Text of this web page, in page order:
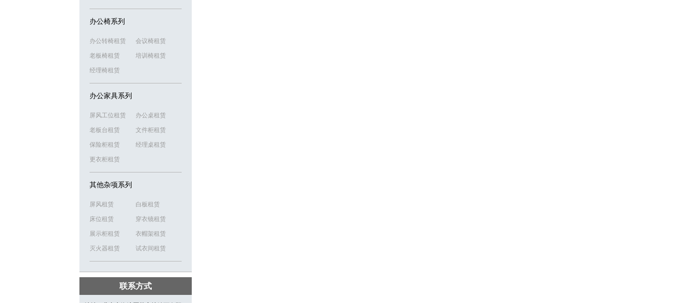
办公椅系列
办公转椅租赁 会议椅租赁
老板椅租赁 培训椅租赁
经理椅租赁
办公家具系列
屏风工位租赁 办公桌租赁
老板台租赁 文件柜租赁
保险柜租赁 经理桌租赁
更衣柜租赁
其他杂项系列
屏风租赁 白板租赁
床位租赁 穿衣镜租赁
展示柜租赁 衣帽架租赁
灭火器租赁 试衣间租赁
联系方式